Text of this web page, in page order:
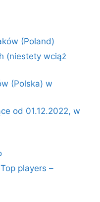
(Poland)
(niestety wciąż
(Polska) w
od 01.12.2022, w
players –